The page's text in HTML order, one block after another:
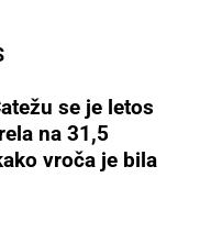
se je letos
na 31,5
vroča je bila